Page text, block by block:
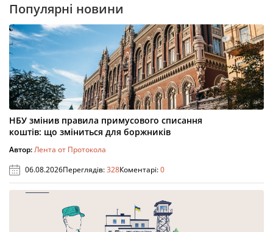
Популярні новини
НБУ змінив правила примусового списання
коштів: що зміниться для боржників
Автор:Лента от Протокола
06.08.2026Переглядів:328Коментарі:0